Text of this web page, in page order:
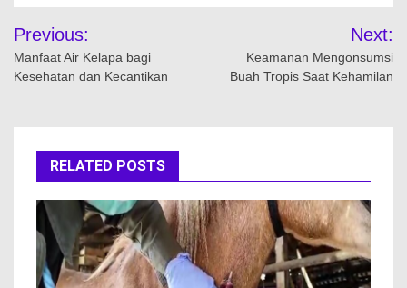
Navigasi
pos
Previous:
Manfaat Air Kelapa bagi
Kesehatan dan Kecantikan
Next:
Keamanan Mengonsumsi
Buah Tropis Saat Kehamilan
RELATED POSTS